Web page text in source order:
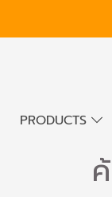
PRODUCTS